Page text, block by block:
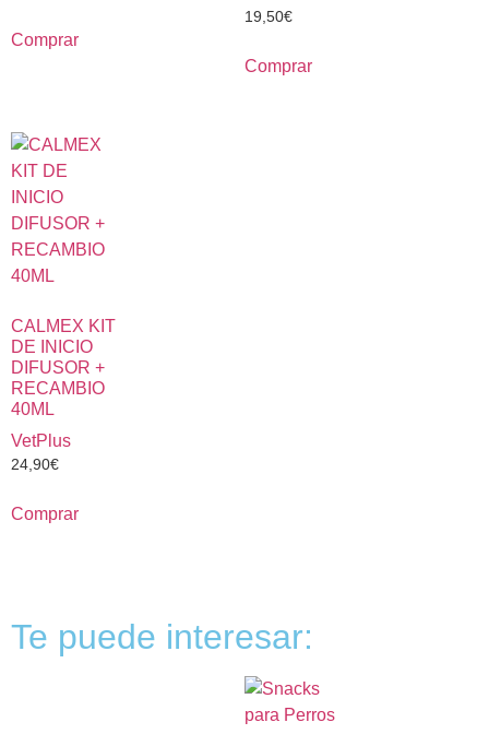
Comprar
19,50€
Comprar
CALMEX KIT
DE INICIO
DIFUSOR +
RECAMBIO
40ML
VetPlus
24,90€
Comprar
Te puede interesar: